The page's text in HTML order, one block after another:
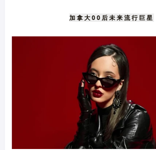
加拿大00后未来流行巨星